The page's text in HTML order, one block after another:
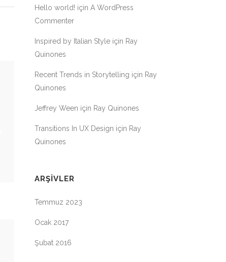
Hello world! için A WordPress
Commenter
Inspired by Italian Style için Ray
Quinones
Recent Trends in Storytelling için Ray
Quinones
Jeffrey Ween için Ray Quinones
Transitions In UX Design için Ray
Quinones
ARŞIVLER
Temmuz 2023
Ocak 2017
Şubat 2016